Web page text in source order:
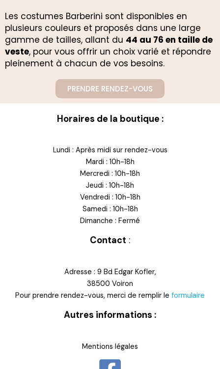
Les costumes Barberini sont disponibles en
plusieurs couleurs et proposés dans une large
gamme de tailles, allant du 44 au 76 en taille de
veste, pour vous offrir un choix varié et répondre
pleinement à chacun de vos besoins.
PRENDRE RENDEZ-VOUS
Horaires de la boutique :
Lundi : Après midi sur rendez-vous
Mardi : 10h-18h
Mercredi : 10h-18h
Jeudi : 10h-18h
Vendredi : 10h-18h
Samedi : 10h-18h
Dimanche : Fermé
Contact :
Adresse : 9 Bd Edgar Kofler,
38500 Voiron
Pour prendre rendez-vous, merci de remplir le formulaire
Autres informations :
Mentions légales